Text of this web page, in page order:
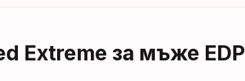
Extreme за мъже EDP